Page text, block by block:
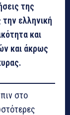
της
την ελληνική
και
και άκρως
στο